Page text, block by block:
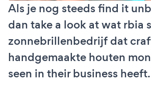
Als je nog steeds find it
dan take a look at wat rbia
zonnebrillenbedrijf dat
handgemaakte houten
seen in their business heeft.